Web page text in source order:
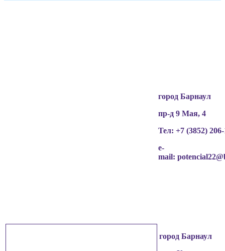
город Барнаул
пр-д 9 Мая, 4
Тел: +7 (3852)
e-
mail:
город Барнаул